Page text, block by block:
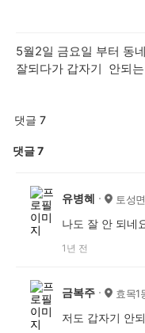
5월2일 금요일 부터 동
잘되다가 갑자기 안되
댓글 7
댓글7
유병혜 토성면
나도 잘 안 되네
1년 전
금복주 효목1
저도 갑자기 안